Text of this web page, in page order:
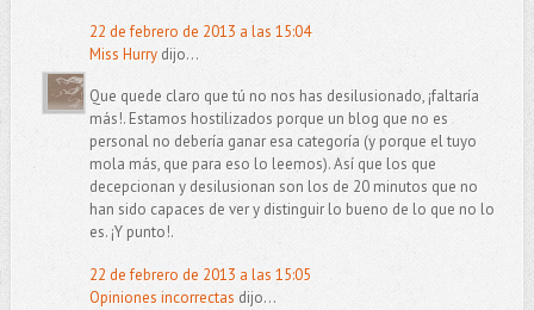
22 de febrero de 2013 a las 15:04
Miss Hurrydijo...
Que quede claro que tú no nos has desilusionado, ¡faltaría
más!. Estamos hostilizados porque un blog que no es
personal no debería ganar esa categoría (y porque el tuyo
mola más, que para eso lo leemos). Así que los que
decepcionan y desilusionan son los de 20 minutos que no
han sido capaces de ver y distinguir lo bueno de lo que no lo
es. ¡Y punto!.
22 de febrero de 2013 a las 15:05
Opiniones incorrectas dijo...